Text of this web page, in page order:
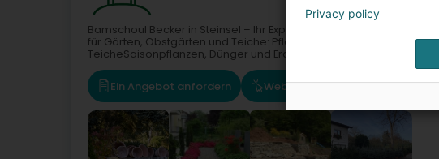
Bamschoul Becker in Steinsel – Ihr Experte für
für Gärten, Obstgärten und Teiche: Pflanzenverkauf:Bäume,
TeicheSaisonpflanzen, Dünger und Erden im...
Ein Angebot anfordern Website Route
Privacy policy